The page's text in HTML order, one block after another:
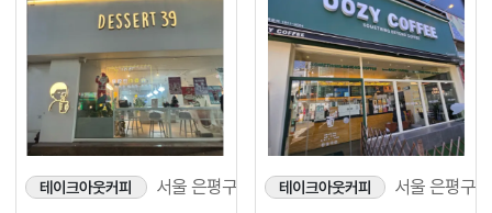
테이크아웃커피 서울 은평구 테이크아웃커피 서울 은평구